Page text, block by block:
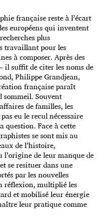
française reste à l’écart
européens qui inventent
plus
travaillant pour les
à composer. Après des
il suffit de citer les noms de
Philippe Grandjean,
française paraît
sommeil. Souvent
de familles, les
eu le recul nécessaire
question. Face à cette
se sont mis au
de l’histoire,
de leur manque de
se resituer dans une
par les nouvelles
réflexion, multiplié les
et mobilisé leur énergie
leur pratique comme